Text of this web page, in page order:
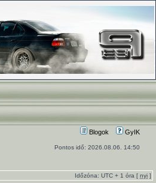
Blogok GyIK
Pontos idő: 2026.08.06. 14:50
Időzóna: UTC + 1 óra [ nyi ]